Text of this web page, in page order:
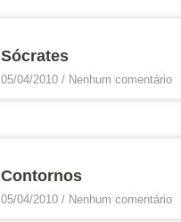
Sócrates
05/04/2010 Nenhum comentário
Contornos
05/04/2010 Nenhum comentário